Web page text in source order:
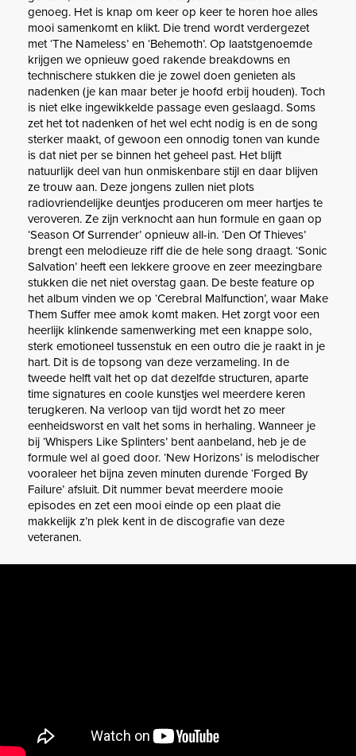
genoeg. Het is knap om keer op keer te horen hoe alles
mooi samenkomt en klikt. Die trend wordt verdergezet
met ‘The Nameless’ en ‘Behemoth’. Op laatstgenoemde
krijgen we opnieuw goed rakende breakdowns en
technischere stukken die je zowel doen genieten als
nadenken (je kan maar beter je hoofd erbij houden). Toch
is niet elke ingewikkelde passage even geslaagd. Soms
zet het tot nadenken of het wel echt nodig is en de song
sterker maakt, of gewoon een onnodig tonen van kunde
is dat niet per se binnen het geheel past. Het blijft
natuurlijk deel van hun onmiskenbare stijl en daar blijven
ze trouw aan. Deze jongens zullen niet plots
radiovriendelijke deuntjes produceren om meer hartjes te
veroveren. Ze zijn verknocht aan hun formule en gaan op
‘Season Of Surrender’ opnieuw all-in. ‘Den Of Thieves’
brengt een melodieuze riff die de hele song draagt. ‘Sonic
Salvation’ heeft een lekkere groove en zeer meezingbare
stukken die net niet overstag gaan. De beste feature op
het album vinden we op ‘Cerebral Malfunction’, waar Make
Them Suffer mee amok komt maken. Het zorgt voor een
heerlijk klinkende samenwerking met een knappe solo,
sterk emotioneel tussenstuk en een outro die je raakt in je
hart. Dit is de topsong van deze verzameling. In de
tweede helft valt het op dat dezelfde structuren, aparte
time signatures en coole kunstjes wel meerdere keren
terugkeren. Na verloop van tijd wordt het zo meer
eenheidsworst en valt het soms in herhaling. Wanneer je
bij ‘Whispers Like Splinters’ bent aanbeland, heb je de
formule wel al goed door. ‘New Horizons’ is melodischer
vooraleer het bijna zeven minuten durende ‘Forged By
Failure’ afsluit. Dit nummer bevat meerdere mooie
episodes en zet een mooi einde op een plaat die
makkelijk z’n plek kent in de discografie van deze
veteranen.